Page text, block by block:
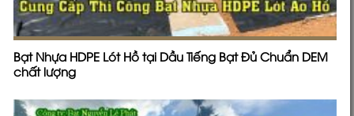
Bạt Nhựa HDPE Lót Hồ tại Dầu Tiếng Bạt Đủ Chuẩn DEM
chất lượng